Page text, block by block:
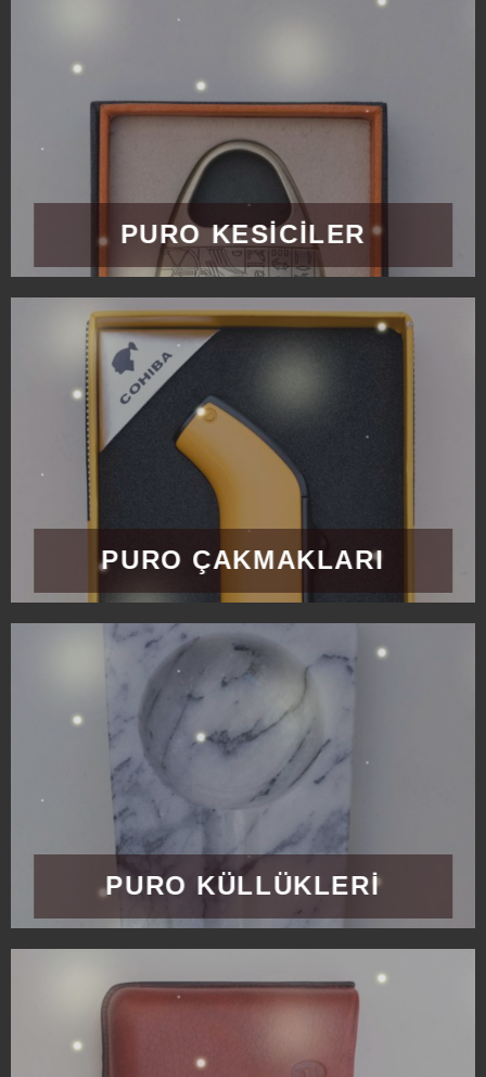
PURO KESİCİLER
PURO ÇAKMAKLARI
PURO KÜLLÜKLERİ